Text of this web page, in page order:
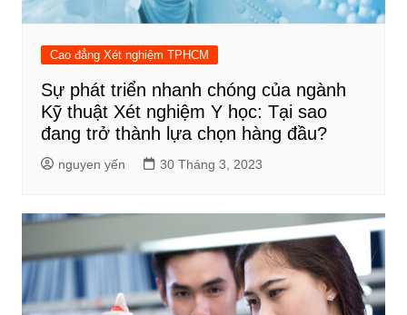
Cao đẳng Xét nghiệm TPHCM
Sự phát triển nhanh chóng của ngành
Kỹ thuật Xét nghiệm Y học: Tại sao
đang trở thành lựa chọn hàng đầu?
nguyen yến 30 Tháng 3, 2023